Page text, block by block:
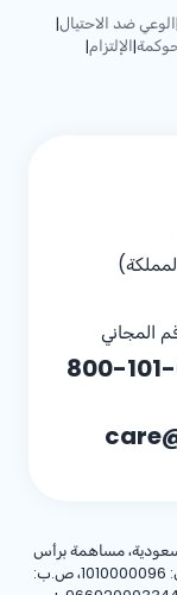
الوعي ضد الاحتيال|
|الإلتزام|
المجاني
800-
مساهمة برأس
، رقم السجل التجاري: 1010000096، ص.ب: